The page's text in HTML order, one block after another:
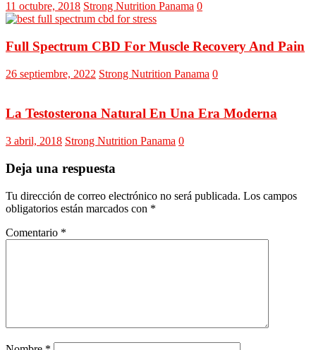
11 octubre, 2018 Strong Nutrition Panama 0
Full Spectrum CBD For Muscle Recovery And Pain
26 septiembre, 2022 Strong Nutrition Panama 0
La Testosterona Natural En Una Era Moderna
3 abril, 2018 Strong Nutrition Panama 0
Deja una respuesta
Tu dirección de correo electrónico no será publicada. Los campos
obligatorios están marcados con *
Comentario *